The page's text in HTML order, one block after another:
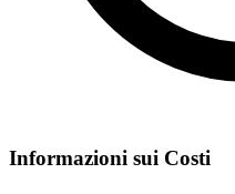
Informazioni sui Costi